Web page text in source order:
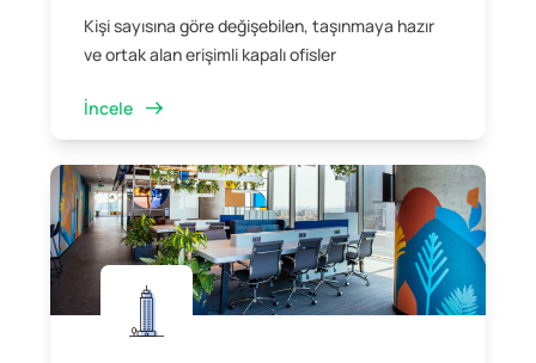
Kişi sayısına göre değişebilen, taşınmaya hazır
ve ortak alan erişimli kapalı ofisler
İncele